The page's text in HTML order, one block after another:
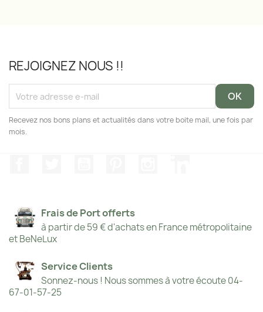
REJOIGNEZ NOUS !!
Recevez nos bons plans et actualités dans votre boite mail, une fois par
mois.
Frais de Port offerts
à partir de 59 € d'achats en France métropolitaine
et BeNeLux
Service Clients
Sonnez-nous ! Nous sommes à votre écoute 04-
67-01-57-25